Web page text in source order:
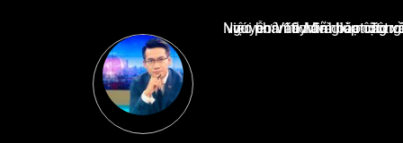
Nguyễn Văn Minh là một trong những chuyên gia hàng đầu về báo cáo tin tức thể